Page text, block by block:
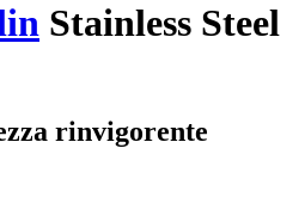
Stainless Steel
rinvigorente